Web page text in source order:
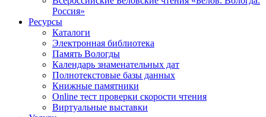
Россия»
Ресурсы
Каталоги
Электронная библиотека
Память Вологды
Календарь знаменательных дат
Полнотекстовые базы данных
Книжные памятники
Online тест проверки скорости чтения
Виртуальные выставки